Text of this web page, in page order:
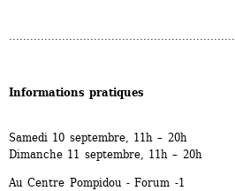
................................................................
Informations pratiques
Samedi 10 septembre, 11h – 20h
Dimanche 11 septembre, 11h – 20h
Au Centre Pompidou - Forum -1